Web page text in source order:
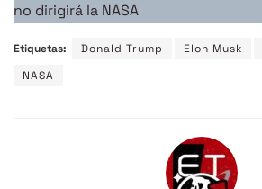
no dirigirá la NASA
Etiquetas: Donald Trump Elon Musk
NASA